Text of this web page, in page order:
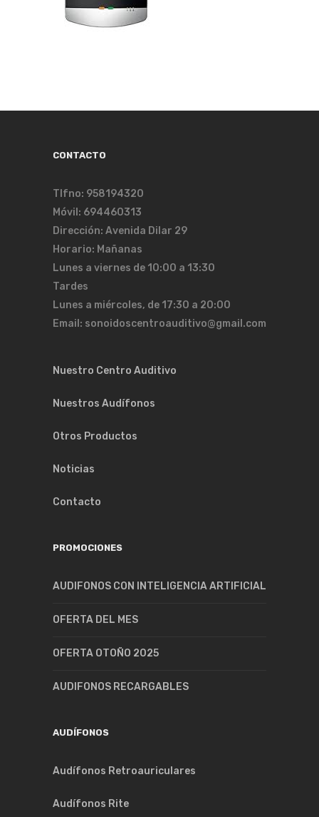
CONTACTO
Tlfno: 958194320
Móvil: 694460313
Dirección: Avenida Dilar 29
Horario: Mañanas
Lunes a viernes de 10:00 a 13:30
Tardes
Lunes a miércoles, de 17:30 a 20:00
Email: sonoidoscentroauditivo@gmail.com
Nuestro Centro Auditivo
Nuestros Audífonos
Otros Productos
Noticias
Contacto
PROMOCIONES
AUDIFONOS CON INTELIGENCIA ARTIFICIAL
OFERTA DEL MES
OFERTA OTOÑO 2025
AUDIFONOS RECARGABLES
AUDÍFONOS
Audífonos Retroauriculares
Audífonos Rite